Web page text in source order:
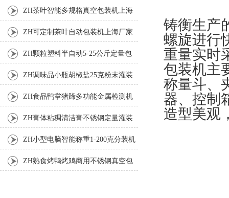
铸衡生产
螺旋进行
重量实时
包装机主
称量斗、
器、控制
造型美观
ZH茶叶智能多规格真空包装机上海
厂家 ZH可定制茶叶自动包装机上海厂家
ZH颗粒塑料半自动5-25公斤定量包
装机 ZH调味品小瓶胡椒盐25克粉末灌装
ZH食品鸭掌猪蹄多功能金属检测机
ZH膏体粘稠清洁膏不锈钢定量灌装
机厂家 ZH小型电脑智能称重1-200克分装机
ZH熟食烤鸭烤鸡商用不锈钢真空包